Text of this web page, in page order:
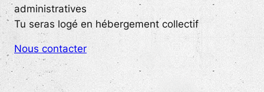
administratives
Tu seras logé en hébergement collectif
Nous contacter